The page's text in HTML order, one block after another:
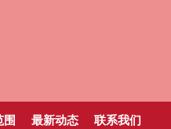
围 最新动态 联系我们